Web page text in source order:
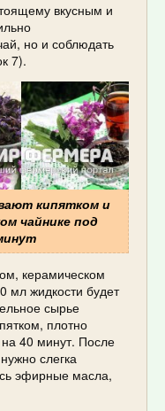
вкусным и
но и соблюдать
7).
кипятком и
чайнике под
керамическом
мл жидкости будет
сырье
плотно
40 минут. После
слегка
эфирные масла,